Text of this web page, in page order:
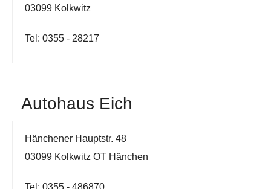
03099 Kolkwitz
Tel: 0355 - 28217
Autohaus Eich
Hänchener Hauptstr. 48
03099 Kolkwitz OT Hänchen